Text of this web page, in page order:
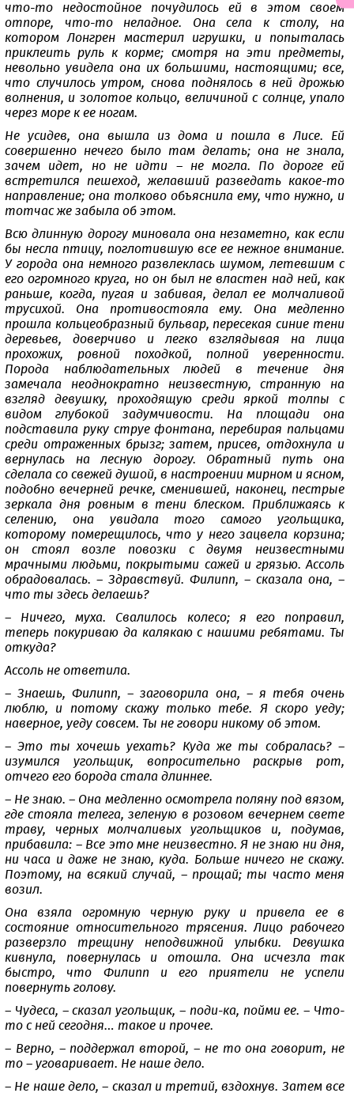
что-то недостойное почудилось ей в этом своем
отпоре, что-то неладное. Она села к столу, на
котором Лонгрен мастерил игрушки, и попыталась
приклеить руль к корме; смотря на эти предметы,
невольно увидела она их большими, настоящими; все,
что случилось утром, снова поднялось в ней дрожью
волнения, и золотое кольцо, величиной с солнце, упало
через море к ее ногам.
Не усидев, она вышла из дома и пошла в Лисе. Ей
совершенно нечего было там делать; она не знала,
зачем идет, но не идти – не могла. По дороге ей
встретился пешеход, желавший разведать какое-то
направление; она толково объяснила ему, что нужно, и
тотчас же забыла об этом.
Всю длинную дорогу миновала она незаметно, как если
бы несла птицу, поглотившую все ее нежное внимание.
У города она немного развлеклась шумом, летевшим с
его огромного круга, но он был не властен над ней, как
раньше, когда, пугая и забивая, делал ее молчаливой
трусихой. Она противостояла ему. Она медленно
прошла кольцеобразный бульвар, пересекая синие тени
деревьев, доверчиво и легко взглядывая на лица
прохожих, ровной походкой, полной уверенности.
Порода наблюдательных людей в течение дня
замечала неоднократно неизвестную, странную на
взгляд девушку, проходящую среди яркой толпы с
видом глубокой задумчивости. На площади она
подставила руку струе фонтана, перебирая пальцами
среди отраженных брызг; затем, присев, отдохнула и
вернулась на лесную дорогу. Обратный путь она
сделала со свежей душой, в настроении мирном и ясном,
подобно вечерней речке, сменившей, наконец, пестрые
зеркала дня ровным в тени блеском. Приближаясь к
селению, она увидала того самого угольщика,
которому померещилось, что у него зацвела корзина;
он стоял возле повозки с двумя неизвестными
мрачными людьми, покрытыми сажей и грязью. Ассоль
обрадовалась. – Здравствуй. Филипп, – сказала она, –
что ты здесь делаешь?
– Ничего, муха. Свалилось колесо; я его поправил,
теперь покуриваю да калякаю с нашими ребятами. Ты
откуда?
Ассоль не ответила.
– Знаешь, Филипп, – заговорила она, – я тебя очень
люблю, и потому скажу только тебе. Я скоро уеду;
наверное, уеду совсем. Ты не говори никому об этом.
– Это ты хочешь уехать? Куда же ты собралась? –
изумился угольщик, вопросительно раскрыв рот,
отчего его борода стала длиннее.
– Не знаю. – Она медленно осмотрела поляну под вязом,
где стояла телега, зеленую в розовом вечернем свете
траву, черных молчаливых угольщиков и, подумав,
прибавила: – Все это мне неизвестно. Я не знаю ни дня,
ни часа и даже не знаю, куда. Больше ничего не скажу.
Поэтому, на всякий случай, – прощай; ты часто меня
возил.
Она взяла огромную черную руку и привела ее в
состояние относительного трясения. Лицо рабочего
разверзло трещину неподвижной улыбки. Девушка
кивнула, повернулась и отошла. Она исчезла так
быстро, что Филипп и его приятели не успели
повернуть голову.
– Чудеса, – сказал угольщик, – поди-ка, пойми ее. – Что-
то с ней сегодня… такое и прочее.
– Верно, – поддержал второй, – не то она говорит, не
то – уговаривает. Не наше дело.
– Не наше дело, – сказал и третий, вздохнув. Затем все